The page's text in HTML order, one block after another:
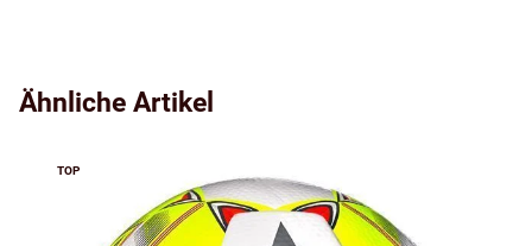
Ähnliche Artikel
TOP